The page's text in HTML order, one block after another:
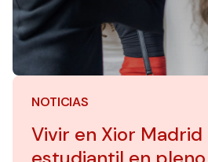
NOTICIAS
Vivir en Xior Madrid